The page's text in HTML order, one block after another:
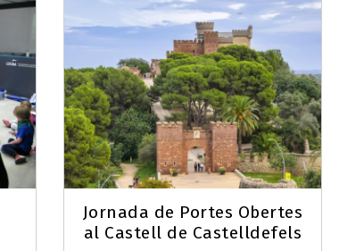
Jornada de Portes Obertes
al Castell de Castelldefels